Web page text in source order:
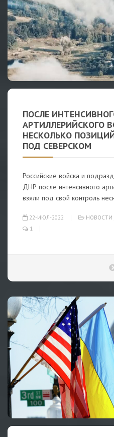
ПОСЛЕ
АРТИЛЛЕРИЙСКОГО
НЕСКОЛЬКО
ПОД СЕВЕРСКОМ
Российские войска и
ДНР после интенсивного
взяли под свой контроль
22-ИЮЛ-2022 НОВОСТИ
1